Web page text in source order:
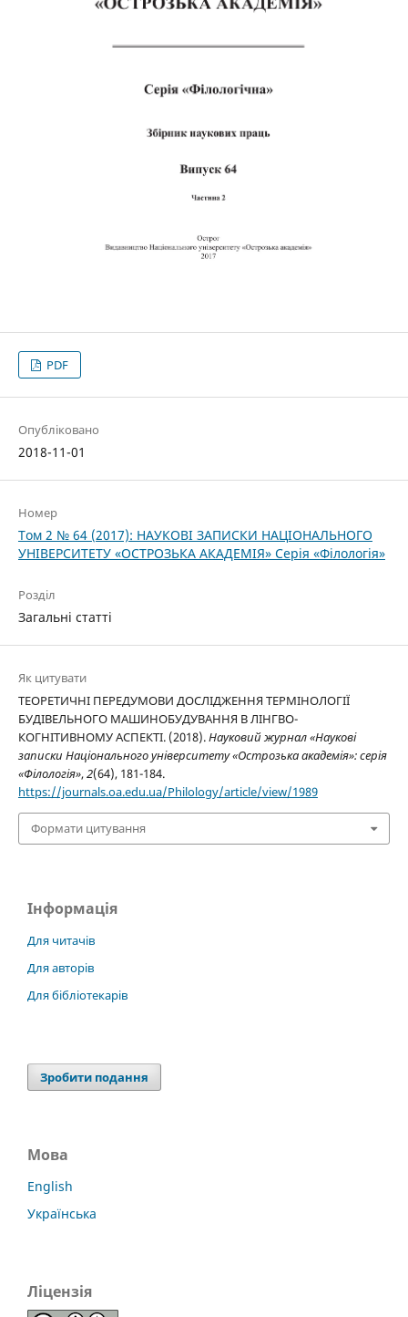
PDF
Опубліковано
2018-11-01
Номер
Том 2 № 64 (2017): НАУКОВІ ЗАПИСКИ НАЦІОНАЛЬНОГО
УНІВЕРСИТЕТУ «ОСТРОЗЬКА АКАДЕМІЯ» Серія «Філологія»
Розділ
Загальні статті
Як цитувати
ТЕОРЕТИЧНІ ПЕРЕДУМОВИ ДОСЛІДЖЕННЯ ТЕРМІНОЛОГІЇ
БУДІВЕЛЬНОГО МАШИНОБУДУВАННЯ В ЛIНГВО-
КОГНIТИВНОМУ АСПЕКТІ. (2018).Науковий журнал «Наукові
записки Національного університету «Острозька академія»: серія
«Філологія»,2(64), 181-184.
https://journals.oa.edu.ua/Philology/article/view/1989
Формати цитування
Інформація
Для читачів
Для авторів
Для бібліотекарів
Зробити подання
Мова
English
Українська
Ліцензія